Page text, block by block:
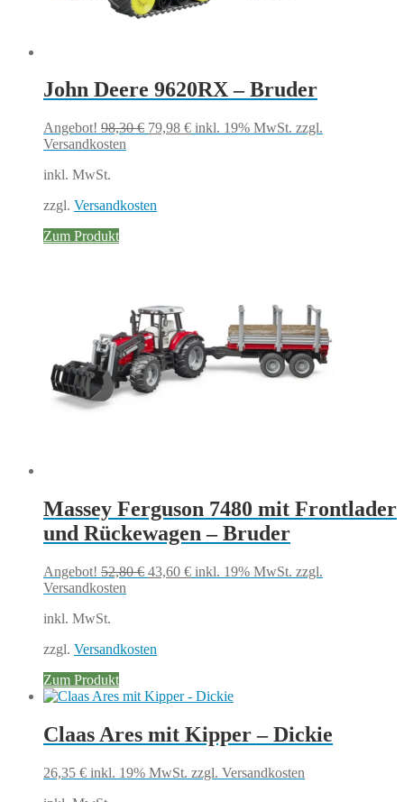
John Deere 9620RX – Bruder
Angebot! 98,30€ Ursprünglicher
79,98 €Aktueller
inkl. 19% MwSt. zzgl.
Versandkosten
inkl. MwSt.
zzgl. Versandkosten
Zum Produkt
Massey Ferguson 7480 mit Frontlader
und Rückewagen – Bruder
Angebot! 52,80€ Ursprünglicher
43,60 €Aktueller
inkl. 19% MwSt. zzgl.
Versandkosten
inkl. MwSt.
zzgl. Versandkosten
Zum Produkt
Claas Ares mit Kipper – Dickie
26,35 € inkl. 19% MwSt. zzgl. Versandkosten